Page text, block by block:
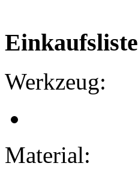
Einkaufsliste
Werkzeug:
Material: